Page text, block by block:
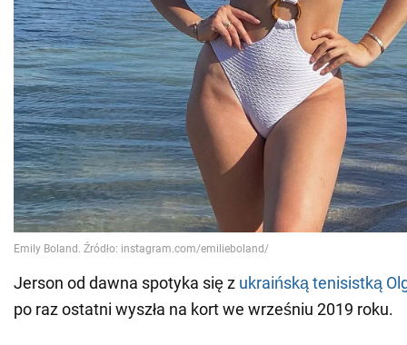
Jerson od dawna spotyka się z ukraińską tenisistką
po raz ostatni wyszła na kort we wrześniu 2019 roku.